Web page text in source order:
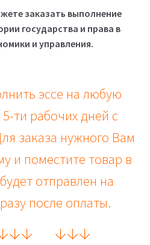
заказать выполнение
государства и права в
и управления.
эссе на любую
ти рабочих дней с
заказа нужного Вам
и поместите товар в
отправлен на
после оплаты.
↓↓ ↓↓↓